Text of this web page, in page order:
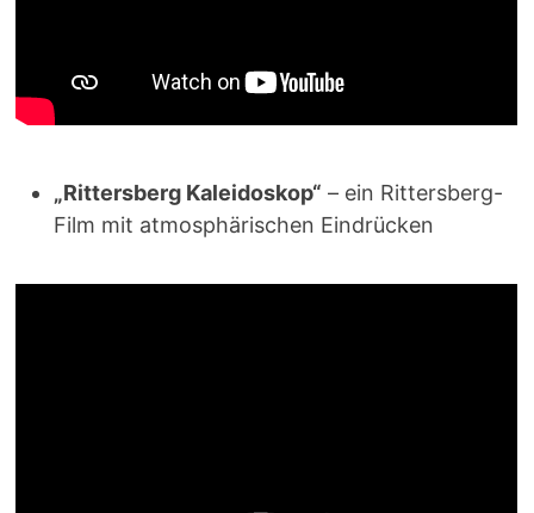
„Rittersberg Kaleidoskop“ – ein Rittersberg-
Film mit atmosphärischen Eindrücken